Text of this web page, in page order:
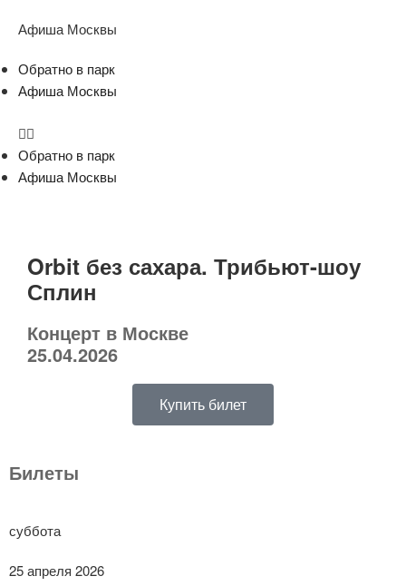
Афиша Москвы
Обратно в парк
Афиша Москвы
Обратно в парк
Афиша Москвы
Orbit без сахара. Трибьют-шоу
Сплин
Концерт в Москве
25.04.2026
Купить билет
Билеты
суббота
25 апреля 2026